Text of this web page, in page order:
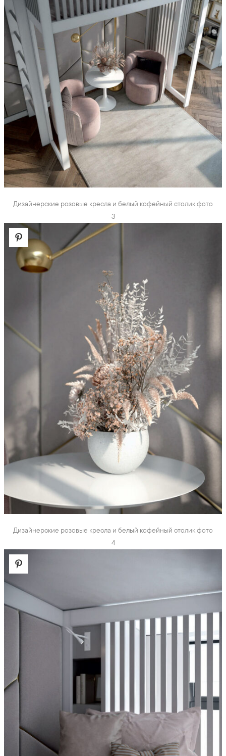
Дизайнерские розовые кресла и белый кофейный столик фото
3
Дизайнерские розовые кресла и белый кофейный столик фото
4